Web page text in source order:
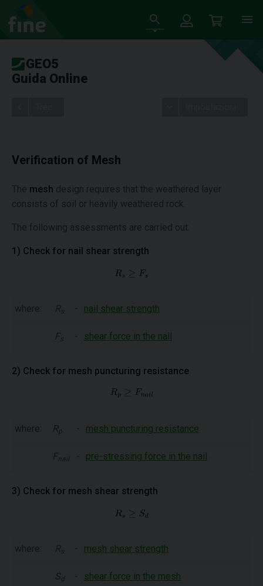
GEO5
Guida Online
Verification of Mesh
The mesh design requires that the weathered layer
consists of soil or heavily weathered rock.
The following assessments are carried out:
1) Check for nail shear strength
where: Rs - nail shear strength
F s - shear force in the nail
2) Check for mesh puncturing resistance
where: Rp - mesh puncturing resistance
F nail - pre-stressing force in the nail
3) Check for mesh shear strength
where: Rs - mesh shear strength
S d - shear force in the mesh